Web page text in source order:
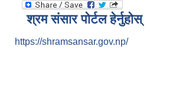
श्रम संसार पोर्टल हेर्नुहोस्
https://shramsansar.gov.np/